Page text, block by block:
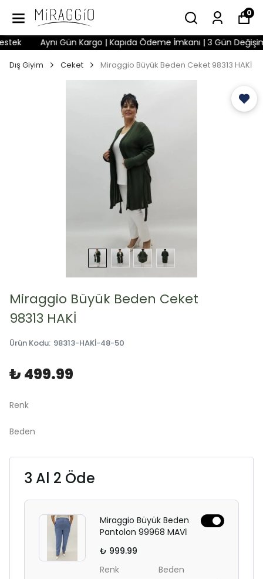
0
Aynı Gün Kargo | Kapıda Ödeme İmkanı | 3 Gün Değişim
Dış Giyim Ceket Miraggio Büyük Beden Ceket 98313 HAKİ
Miraggio Büyük Beden Ceket
98313 HAKİ
Ürün Kodu: 98313-HAKİ-48-50
₺ 499.99
Renk
Beden
3 Al 2 Öde
Miraggio Büyük Beden
Pantolon 99968 MAVİ
₺ 999.99
Renk
Beden